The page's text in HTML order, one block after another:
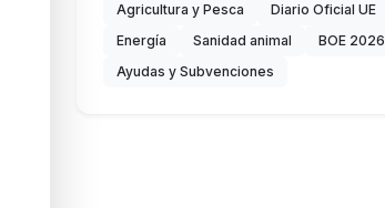
Agricultura y Pesca
Diario Oficial UE
Energía
Sanidad animal
BOE 2026
Ayudas y Subvenciones